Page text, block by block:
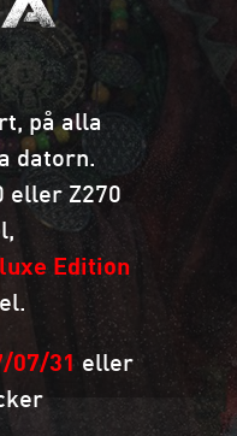
på alla
datorn.
eller Z270
Edition
07/31eller